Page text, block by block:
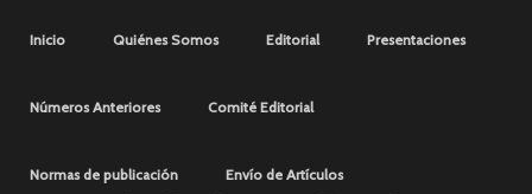
contenido
Menú principal
Inicio Quiénes Somos Editorial Presentaciones
Números Anteriores Comité Editorial
Normas de publicación Envío de Artículos